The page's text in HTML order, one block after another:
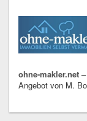
ohne-makler.net
Angebot von M.